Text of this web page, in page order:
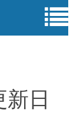
日